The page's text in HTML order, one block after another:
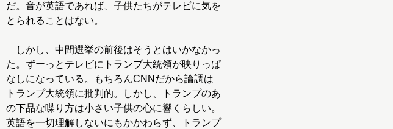
だ。音が英語であれば、子供たちがテレビに気を
とられることはない。
しかし、中間選挙の前後はそうとはいかなかっ
た。ずーっとテレビにトランプ大統領が映りっぱ
なしになっている。もちろんCNNだから論調は
トランプ大統領に批判的。しかし、トランプのあ
の下品な喋り方は小さい子供の心に響くらしい。
英語を一切理解しないにもかかわらず、トランプ